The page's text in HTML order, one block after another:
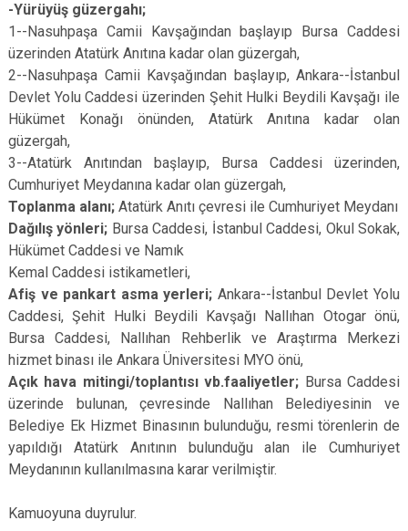
Güdül
-Yürüyüş güzergahı;
1--Nasuhpaşa Camii Kavşağından başlayıp Bursa Caddesi
üzerinden Atatürk Anıtına kadar olan güzergah,
2--Nasuhpaşa Camii Kavşağından başlayıp, Ankara--İstanbul
Devlet Yolu Caddesi üzerinden Şehit Hulki Beydili Kavşağı ile
Hükümet Konağı önünden, Atatürk Anıtına kadar olan
güzergah,
3--Atatürk Anıtından başlayıp, Bursa Caddesi üzerinden,
Cumhuriyet Meydanına kadar olan güzergah,
Toplanma alanı; Atatürk Anıtı çevresi ile Cumhuriyet Meydanı
Dağılış yönleri; Bursa Caddesi, İstanbul Caddesi, Okul Sokak,
Hükümet Caddesi ve Namık
Kemal Caddesi istikametleri,
Afiş ve pankart asma yerleri; Ankara--İstanbul Devlet Yolu
Caddesi, Şehit Hulki Beydili Kavşağı Nallıhan Otogar önü,
Bursa Caddesi, Nallıhan Rehberlik ve Araştırma Merkezi
hizmet binası ile Ankara Üniversitesi MYO önü,
Açık hava mitingi/toplantısı vb.faaliyetler; Bursa Caddesi
üzerinde bulunan, çevresinde Nallıhan Belediyesinin ve
Belediye Ek Hizmet Binasının bulunduğu, resmi törenlerin de
yapıldığı Atatürk Anıtının bulunduğu alan ile Cumhuriyet
Meydanının kullanılmasına karar verilmiştir.
Kamuoyuna duyrulur.